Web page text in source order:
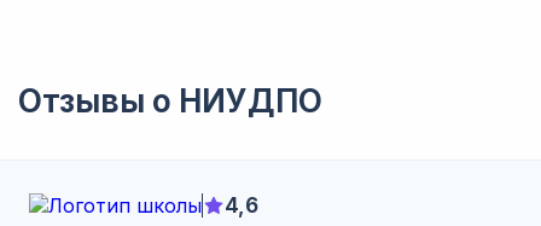
Отзывы о НИУДПО
4,6